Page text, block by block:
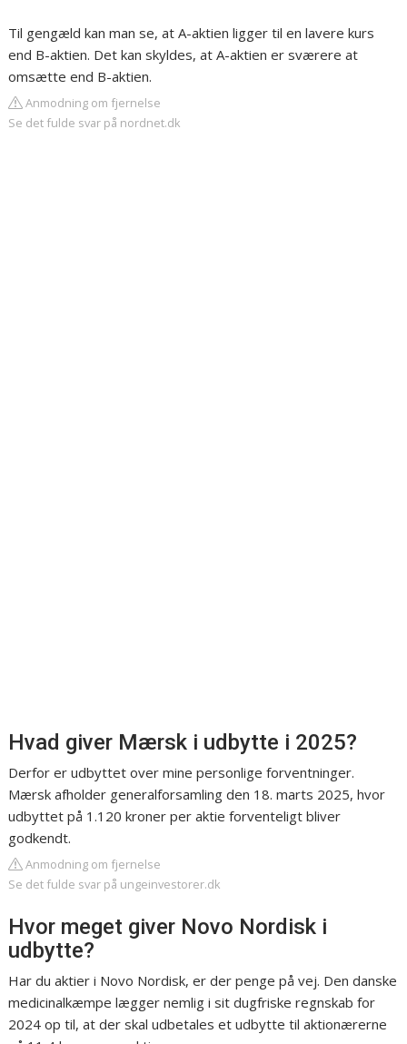
Til gengæld kan man se, at A-aktien ligger til en lavere kurs
end B-aktien. Det kan skyldes, at A-aktien er sværere at
omsætte end B-aktien.
Anmodning om fjernelse
Se det fulde svar på nordnet.dk
Hvad giver Mærsk i udbytte i 2025?
Derfor er udbyttet over mine personlige forventninger.
Mærsk afholder generalforsamling den 18. marts 2025, hvor
udbyttet på 1.120 kroner per aktie forventeligt bliver
godkendt.
Anmodning om fjernelse
Se det fulde svar på ungeinvestorer.dk
Hvor meget giver Novo Nordisk i
udbytte?
Har du aktier i Novo Nordisk, er der penge på vej. Den danske
medicinalkæmpe lægger nemlig i sit dugfriske regnskab for
2024 op til, at der skal udbetales et udbytte til aktionærerne